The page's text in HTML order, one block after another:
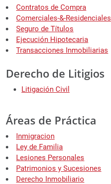
Contratos de Compra
Comerciales-&-Residenciales
Seguro de Títulos
Ejecución Hipotecaria
Transacciones Inmobiliarias
Derecho de Litigios
Litigación Civil
Áreas de Práctica
Inmigracion
Ley de Familia
Lesiones Personales
Patrimonios y Sucesiones
Derecho Inmobiliario